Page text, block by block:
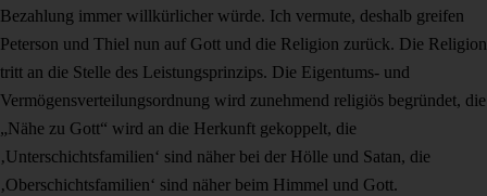
Bezahlung immer willkürlicher würde. Ich vermute, deshalb greifen
Peterson und Thiel nun auf Gott und die Religion zurück. Die Religion
tritt an die Stelle des Leistungsprinzips. Die Eigentums- und
Vermögensverteilungsordnung wird zunehmend religiös begründet, die
„Nähe zu Gott“ wird an die Herkunft gekoppelt, die
‚Unterschichtsfamilien‘ sind näher bei der Hölle und Satan, die
‚Oberschichtsfamilien‘ sind näher beim Himmel und Gott.